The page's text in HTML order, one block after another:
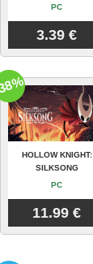
PC
3.39 €
HOLLOW KNIGHT:
SILKSONG
PC
11.99 €